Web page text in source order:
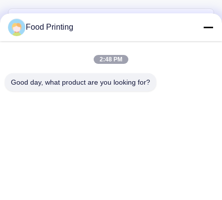
Food Printing
2:48 PM
Good day, what product are you looking for?